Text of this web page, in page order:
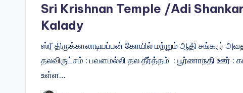
Sri Krishnan Temple /Adi
Kalady
ஸ்ரீ திருக்காலாடியப்பன் கோயில் மற்றும் ஆதி சங்கரர்
தலவிருட்சம் : பவளமல்லி தல தீர்த்தம் : பூர்ணாநதி ஊர் :
உள்ள…